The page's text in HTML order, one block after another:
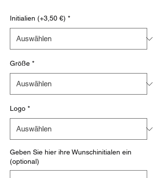
Initialien (+3,50 €) *
Größe *
Logo *
Geben Sie hier ihre Wunschinitialen ein
(optional)